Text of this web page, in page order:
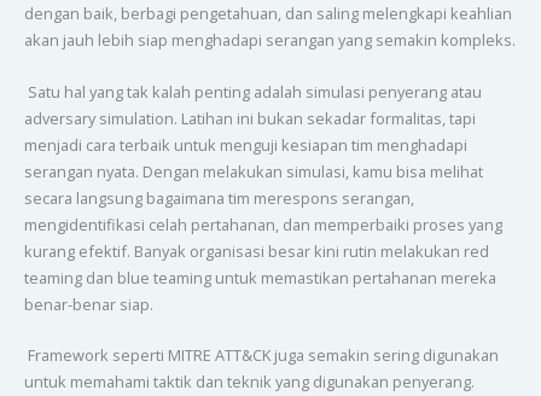
dengan baik, berbagi pengetahuan, dan saling melengkapi keahlian
akan jauh lebih siap menghadapi serangan yang semakin kompleks.
Satu hal yang tak kalah penting adalah simulasi penyerang atau
adversary simulation. Latihan ini bukan sekadar formalitas, tapi
menjadi cara terbaik untuk menguji kesiapan tim menghadapi
serangan nyata. Dengan melakukan simulasi, kamu bisa melihat
secara langsung bagaimana tim merespons serangan,
mengidentifikasi celah pertahanan, dan memperbaiki proses yang
kurang efektif. Banyak organisasi besar kini rutin melakukan red
teaming dan blue teaming untuk memastikan pertahanan mereka
benar-benar siap.
Framework seperti MITRE ATT&CK juga semakin sering digunakan
untuk memahami taktik dan teknik yang digunakan penyerang.